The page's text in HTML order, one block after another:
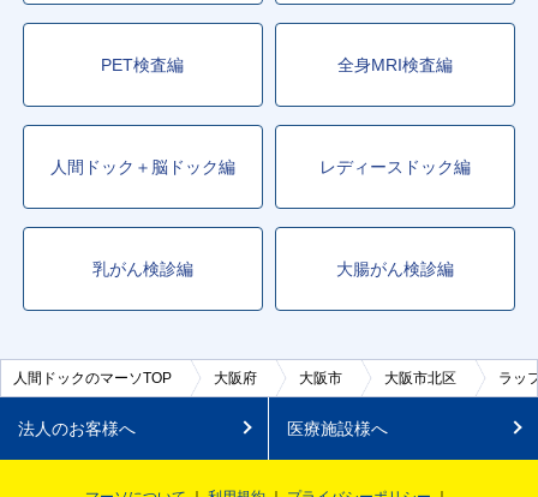
PET検査編 全身MRI検査編
人間ドック＋脳ドック編 レディースドック編
乳がん検診編 大腸がん検診編
人間ドックのマーソTOP 大阪府 大阪市 大阪市北区 ラッ
法人のお客様へ 医療施設様へ